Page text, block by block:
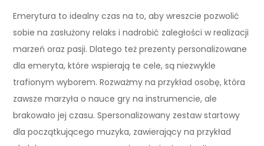
Emerytura to idealny czas na to, aby wreszcie pozwolić
sobie na zasłużony relaks i nadrobić zaległości w realizacji
marzeń oraz pasji. Dlatego też prezenty personalizowane
dla emeryta, które wspierają te cele, są niezwykle
trafionym wyborem. Rozważmy na przykład osobę, która
zawsze marzyła o nauce gry na instrumencie, ale
brakowało jej czasu. Spersonalizowany zestaw startowy
dla początkującego muzyka, zawierający na przykład